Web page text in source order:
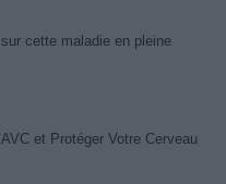
cette maladie en pleine
et Protéger Votre Cerveau